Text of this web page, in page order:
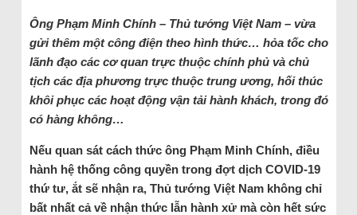
Ông Phạm Minh Chính – Thủ tướng Việt Nam – vừa
gửi thêm một công điện theo hình thức… hỏa tốc cho
lãnh đạo các cơ quan trực thuộc chính phủ và chủ
tịch các địa phương trực thuộc trung ương, hối thúc
khôi phục các hoạt động vận tải hành khách, trong đó
có hàng không…
Nếu quan sát cách thức ông Phạm Minh Chính, điều
hành hệ thống công quyền trong đợt dịch COVID-19
thứ tư, ắt sẽ nhận ra, Thủ tướng Việt Nam không chỉ
bất nhất cả về nhận thức lẫn hành xử mà còn hết sức